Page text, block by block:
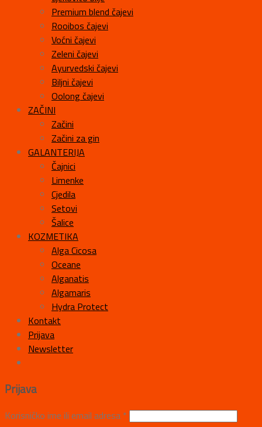
Premium blend čajevi
Rooibos čajevi
Voćni čajevi
Zeleni čajevi
Ayurvedski čajevi
Biljni čajevi
Oolong čajevi
ZAČINI
Začini
Začini za gin
GALANTERIJA
Čajnici
Limenke
Cjedila
Setovi
Šalice
KOZMETIKA
Alga Cicosa
Oceane
Alganatis
Algamaris
Hydra Protect
Kontakt
Prijava
Newsletter
Prijava
Korisničko ime ili email adresa *